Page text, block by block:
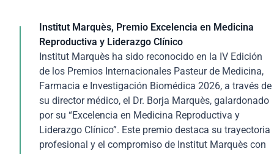
Institut Marquès, Premio Excelencia en Medicina
Reproductiva y Liderazgo Clínico
Institut Marquès ha sido reconocido en la IV Edición
de los Premios Internacionales Pasteur de Medicina,
Farmacia e Investigación Biomédica 2026, a través de
su director médico, el Dr. Borja Marquès, galardonado
por su “Excelencia en Medicina Reproductiva y
Liderazgo Clínico”. Este premio destaca su trayectoria
profesional y el compromiso de Institut Marquès con